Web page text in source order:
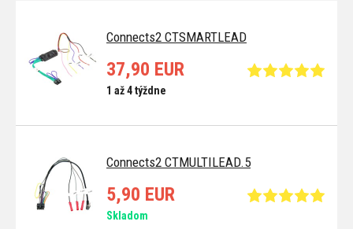
Connects2 CTSMARTLEAD
37,90 EUR
1 až 4 týždne
Connects2 CTMULTILEAD.5
5,90 EUR
Skladom